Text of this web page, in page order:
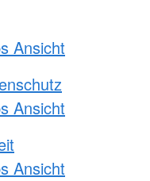
Ansicht
Ansicht
Ansicht